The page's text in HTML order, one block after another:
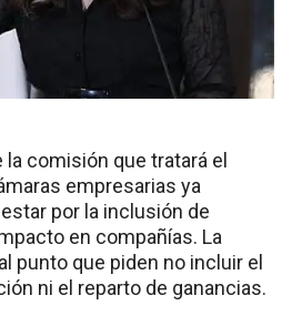
comisión que tratará el
empresarias ya
por la inclusión de
en compañías. La
punto que piden no incluir el
ni el reparto de ganancias.